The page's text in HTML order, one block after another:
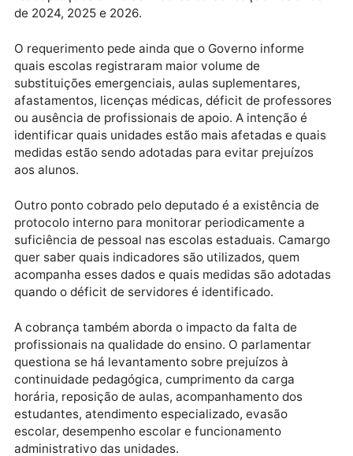
temporários, a sobrecarga de trabalho e a ausência
podem comprometer a continuidade pedagógica, o
cumprimento da carga horária, a organização
administrativa das escolas, o acompanhamento
individualizado dos estudantes e a qualidade geral
ensino.
Camargo também cobra informações sobre
turmas, aulas suplementares, substituições
emergenciais, ausência de profissionais,
licenças médicas, afastamentos por saúde e
readaptações entre servidores da educação nos
de 2024, 2025 e 2026.
O requerimento pede ainda que o Governo informe
quais escolas registraram maior volume de
substituições emergenciais, aulas suplementares,
afastamentos, licenças médicas, déficit de
ou ausência de profissionais de apoio. A intenção é
identificar quais unidades estão mais afetadas e
medidas estão sendo adotadas para evitar prejuízos